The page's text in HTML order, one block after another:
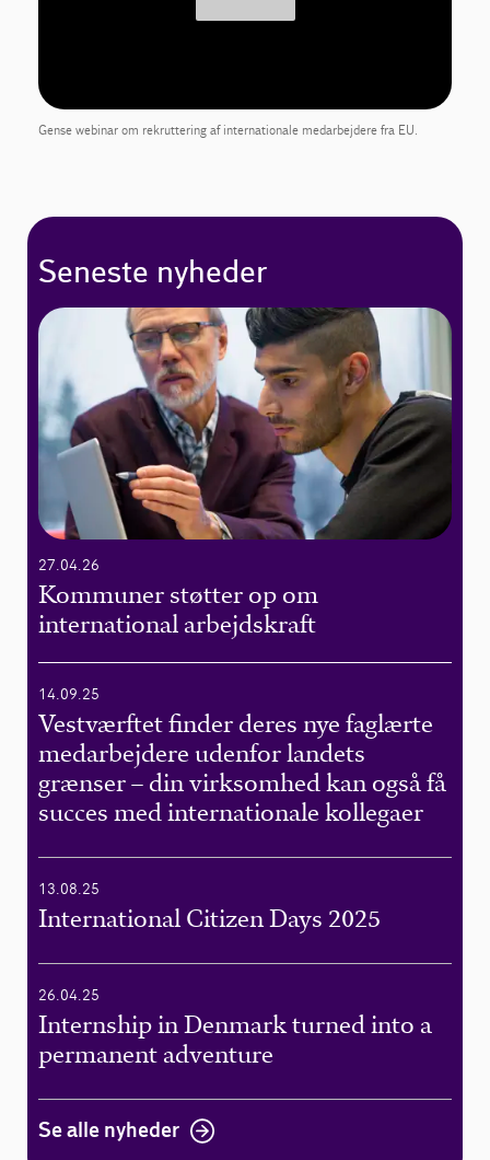
Gense webinar om rekruttering af internationale medarbejdere fra EU.
Seneste nyheder
27.04.26
Kommuner støtter op om
international arbejdskraft
14.09.25
Vestværftet finder deres nye faglærte
medarbejdere udenfor landets
grænser – din virksomhed kan også få
succes med internationale kollegaer
13.08.25
International Citizen Days 2025
26.04.25
Internship in Denmark turned into a
permanent adventure
Se alle nyheder